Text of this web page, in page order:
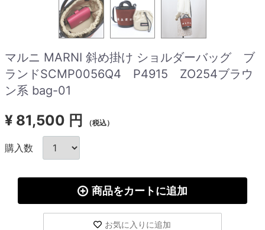
マルニ MARNI 斜め掛け ショルダーバッグ ブ
ランドSCMP0056Q4 P4915 ZO254ブラウ
ン系 bag-01
¥ 81,500 円 （税込）
購入数
商品をカートに追加
お気に入りに追加